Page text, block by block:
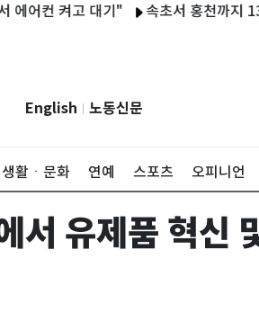
켜고 대기" 속초서 홍천까지 134㎞
English 노동신문
생활ㆍ문화 연예 스포츠 오피니언
서 유제품 혁신